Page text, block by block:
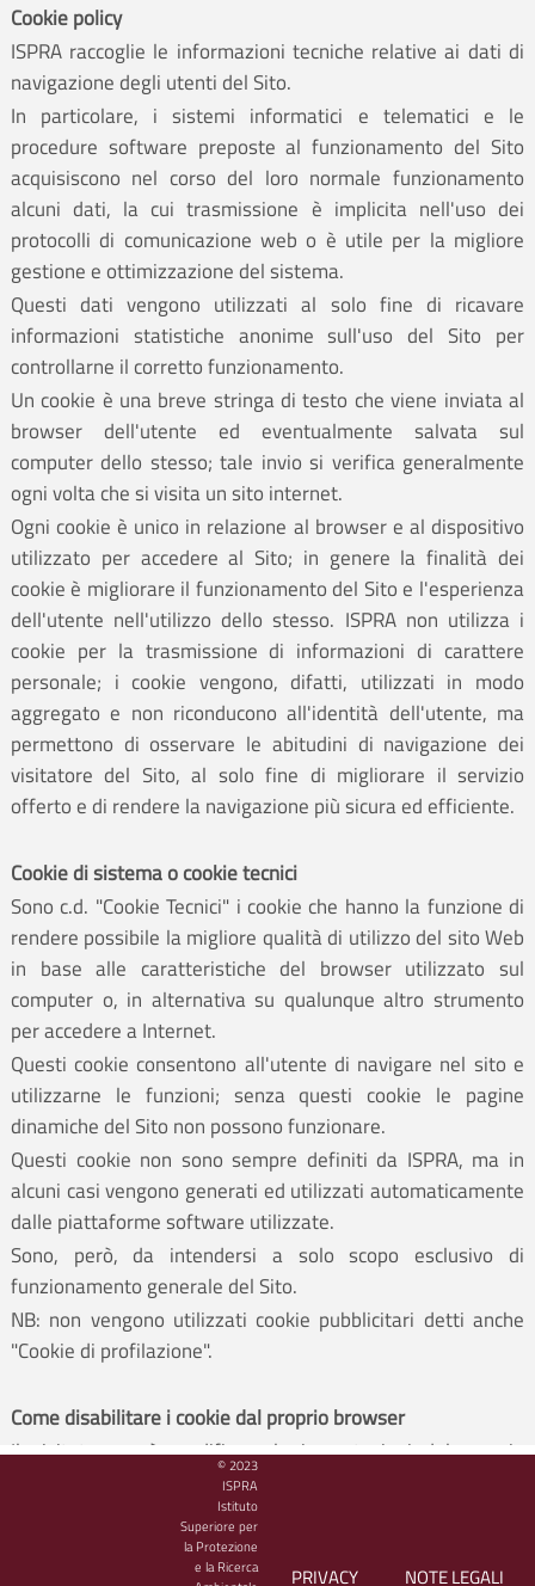
Cookie policy
ISPRA raccoglie le informazioni tecniche relative ai dati di
navigazione degli utenti del Sito.
In particolare, i sistemi informatici e telematici e le
procedure software preposte al funzionamento del Sito
acquisiscono nel corso del loro normale funzionamento
alcuni dati, la cui trasmissione è implicita nell'uso dei
protocolli di comunicazione web o è utile per la migliore
gestione e ottimizzazione del sistema.
Questi dati vengono utilizzati al solo fine di ricavare
informazioni statistiche anonime sull'uso del Sito per
controllarne il corretto funzionamento.
Un cookie è una breve stringa di testo che viene inviata al
browser dell'utente ed eventualmente salvata sul
computer dello stesso; tale invio si verifica generalmente
ogni volta che si visita un sito internet.
Ogni cookie è unico in relazione al browser e al dispositivo
utilizzato per accedere al Sito; in genere la finalità dei
cookie è migliorare il funzionamento del Sito e l'esperienza
dell'utente nell'utilizzo dello stesso. ISPRA non utilizza i
cookie per la trasmissione di informazioni di carattere
personale; i cookie vengono, difatti, utilizzati in modo
aggregato e non riconducono all'identità dell'utente, ma
permettono di osservare le abitudini di navigazione dei
visitatore del Sito, al solo fine di migliorare il servizio
offerto e di rendere la navigazione più sicura ed efficiente.
Cookie di sistema o cookie tecnici
Sono c.d. "Cookie Tecnici" i cookie che hanno la funzione di
rendere possibile la migliore qualità di utilizzo del sito Web
in base alle caratteristiche del browser utilizzato sul
computer o, in alternativa su qualunque altro strumento
per accedere a Internet.
Questi cookie consentono all'utente di navigare nel sito e
utilizzarne le funzioni; senza questi cookie le pagine
dinamiche del Sito non possono funzionare.
Questi cookie non sono sempre definiti da ISPRA, ma in
alcuni casi vengono generati ed utilizzati automaticamente
dalle piattaforme software utilizzate.
Sono, però, da intendersi a solo scopo esclusivo di
funzionamento generale del Sito.
NB: non vengono utilizzati cookie pubblicitari detti anche
"Cookie di profilazione".
Come disabilitare i cookie dal proprio browser
Il visitatore può modificare le impostazioni del proprio
browser in modo da inibire i cookie o per essere allertato
che dei cookie vengono inviati al suo dispositivo.
Il visitatore può fare riferimento al manuale d'istruzioni o
alla schermata di aiuto del suo browser per scoprire come
© 2023
ISPRA
Istituto
Superiore per
la Protezione
e la Ricerca
PRIVACY NOTE LEGALI